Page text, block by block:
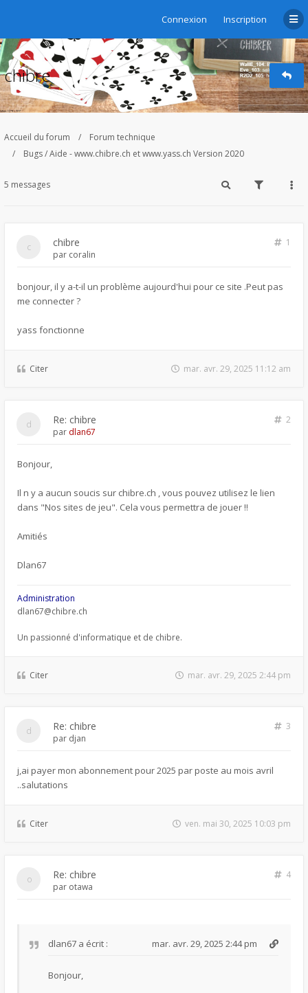
Connexion Inscription
chibre
Accueil du forum
Forum technique
Bugs / Aide - www.chibre.ch et www.yass.ch Version 2020
5 messages
chibre
1
par coralin
bonjour, il y a-t-il un problème aujourd'hui pour ce site .Peut pas
me connecter ?
yass fonctionne
Citer mar. avr. 29, 2025 11:12 am
Re: chibre
2
par dlan67
Bonjour,
Il n y a aucun soucis sur chibre.ch , vous pouvez utilisez le lien
dans "Nos sites de jeu". Cela vous permettra de jouer !!
Amitiés
Dlan67
Administration
dlan67@chibre.ch
Un passionné d'informatique et de chibre.
Citer mar. avr. 29, 2025 2:44 pm
Re: chibre
3
par djan
j,ai payer mon abonnement pour 2025 par poste au mois avril
..salutations
Citer ven. mai 30, 2025 10:03 pm
Re: chibre
4
par otawa
dlan67 a écrit : mar. avr. 29, 2025 2:44 pm
Bonjour,